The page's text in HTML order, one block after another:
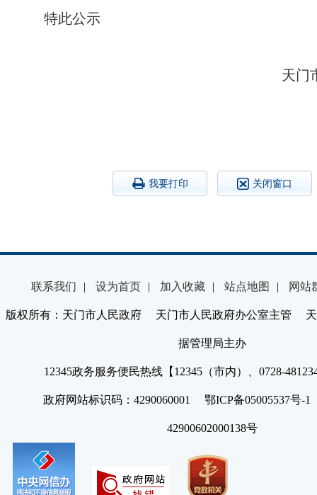
特此公示
天门
我要打印 关闭窗口
联系我们 | 设为首页 | 加入收藏 | 站点地图 | 网站
版权所有：天门市人民政府 天门市人民政府办公室主管 天
据管理局主办
12345政务服务便民热线【12345（市内）、0728-
政府网站标识码：4290060001 鄂ICP备05005537号
42900602000138号